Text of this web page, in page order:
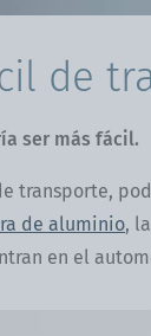
de
ser más fácil.
transporte,
de aluminio,
en el